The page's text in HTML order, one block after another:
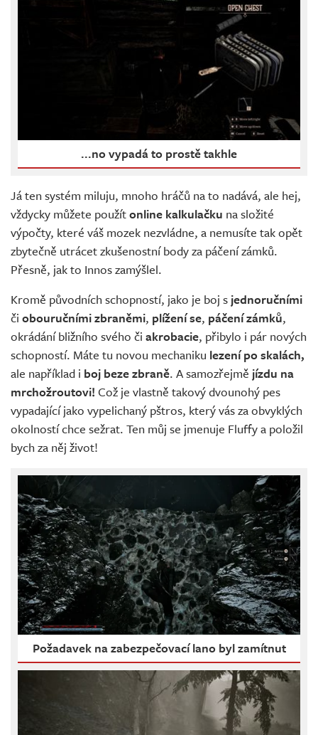
...no vypadá to prostě takhle
Já ten systém miluju, mnoho hráčů na to nadává, ale hej,
vždycky můžete použítonline kalkulačku na složité
výpočty, které váš mozek nezvládne, a nemusíte tak opět
zbytečně utrácet zkušenostní body za páčení zámků.
Přesně, jak to Innos zamýšlel.
Kromě původních schopností, jako je boj s jednoručními
či obouručnímizbraněmi, plíženíse, páčenízámků,
okrádání bližního svého či akrobacie, přibylo i pár nových
schopností. Máte tu novou mechaniku lezení po skalách,
ale například i boj bezezbraně. A samozřejmě jízdu na
mrchožroutovi! Což je vlastně takový dvounohý pes
vypadající jako vypelichaný pštros, který vás za obvyklých
okolností chce sežrat. Ten můj se jmenuje Fluffy a položil
bych za něj život!
Požadavek na zabezpečovací lano byl zamítnut